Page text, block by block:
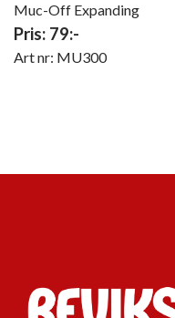
Muc-Off Expanding
Pris: 79:-
Art nr: MU300